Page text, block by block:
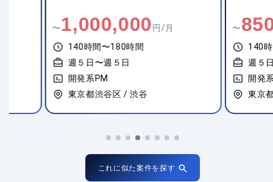
1,000,000円/月
140時間〜180時間
週５日〜週５日
開発系PM
東京都渋谷区 / 渋谷
140時間〜
週５日〜週５
開発系PM
東京都千代田
これに似た案件を探す